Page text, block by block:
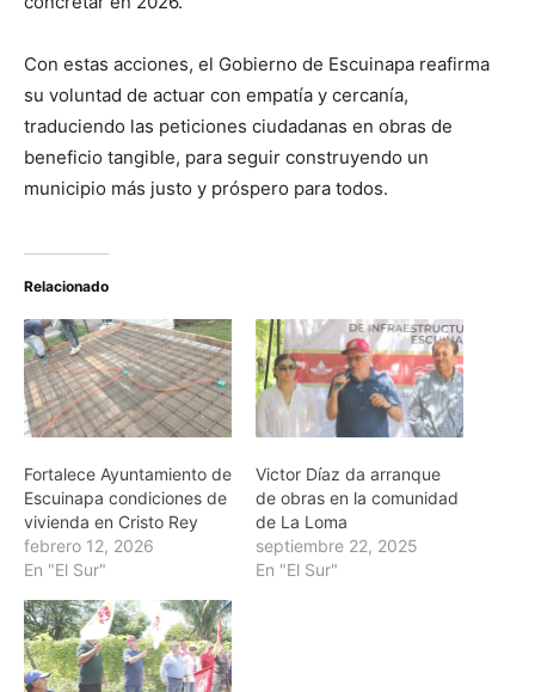
Con estas acciones, el Gobierno de Escuinapa reafirma
su voluntad de actuar con empatía y cercanía,
traduciendo las peticiones ciudadanas en obras de
beneficio tangible, para seguir construyendo un
municipio más justo y próspero para todos.
Relacionado
Fortalece Ayuntamiento de
Escuinapa condiciones de
vivienda en Cristo Rey
febrero 12, 2026
En "El Sur"
Victor Díaz da arranque
de obras en la comunidad
de La Loma
septiembre 22, 2025
En "El Sur"